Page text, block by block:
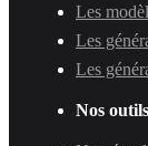
Les
Les
Les
Nos outils